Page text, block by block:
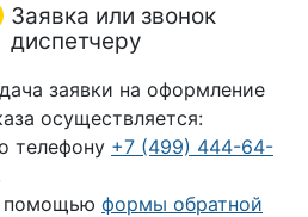
Заявка или звонок
диспетчеру
заявки на оформление
осуществляется:
телефону +7 (499) 444-64-
помощью формы обратной